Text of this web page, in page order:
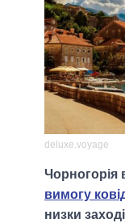
deluxe.voyage
Чорногорія
вимогу
низки